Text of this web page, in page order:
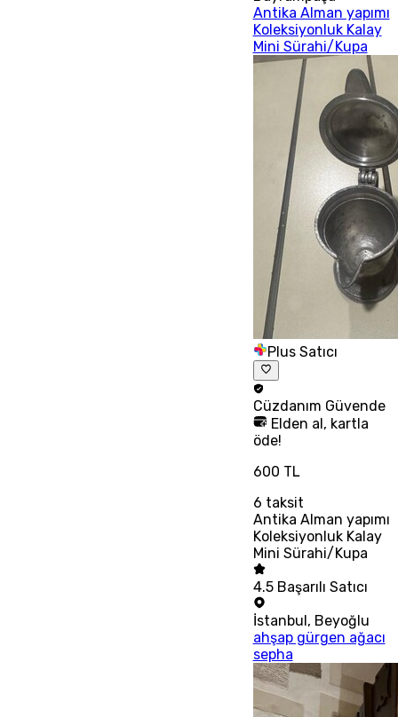
Antika Alman yapımı
Koleksiyonluk Kalay
Mini Sürahi/Kupa
Plus Satıcı
Cüzdanım Güvende
Elden al, kartla
öde!
600 TL
6 taksit
Antika Alman yapımı
Koleksiyonluk Kalay
Mini Sürahi/Kupa
4.5 Başarılı Satıcı
İstanbul, Beyoğlu
ahşap gürgen ağacı
sepha